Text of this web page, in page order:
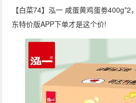
【白菜74】泓一 咸蛋黄鸡蛋劵
东特价版APP下单才是这个价!